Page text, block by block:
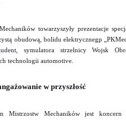
towarzyszyły prezentacje
obudową, bolidu elektrycznegp
symulatora strzelnicy Wojsk
technologii automotive.
w przyszłość
Mistrzostw Mechaników jest